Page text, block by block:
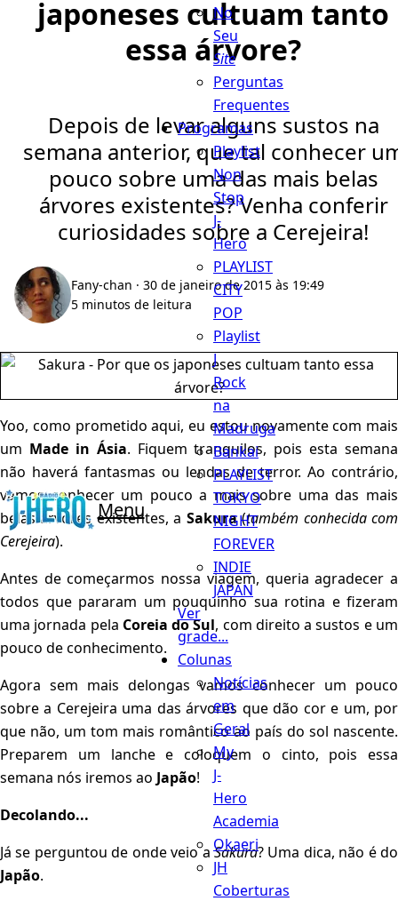
Menu
No
Seu
Site
Perguntas
Frequentes
Programas
Playlist
Non
Stop
J-
Hero
PLAYLIST
CITY
POP
Playlist
J
Rock
na
Madruga
Bankai
PLAYLIST
TOKYO
NIGHT
FOREVER
INDIE
JAPAN
Ver
grade...
Colunas
Notícias
em
Geral
My
J-
Hero
Academia
Okaeri
JH
Coberturas
japoneses cultuam tanto
essa árvore?
Depois de levar alguns sustos na
semana anterior, que tal conhecer
pouco sobre uma das mais belas
árvores existentes? Venha conferir
curiosidades sobre a Cerejeira!
Fany-chan · 30 de janeiro de 2015 às 19:49
5 minutos de leitura
Yoo, como prometido aqui, eu estou novamente com mais
um Made in Ásia. Fiquem tranquilos, pois esta semana
não haverá fantasmas ou lendas de terror. Ao contrário,
vamos conhecer um pouco a mais sobre uma das mais
belas árvores existentes, a Sakura(também conhecida com
Cerejeira).
Antes de começarmos nossa viagem, queria agradecer a
todos que pararam um pouquinho sua rotina e fizeram
uma jornada pela Coreia do Sul, com direito a sustos e um
pouco de conhecimento.
Agora sem mais delongas vamos conhecer um pouco
sobre a Cerejeira uma das árvores que dão cor e um, por
que não, um tom mais romântico ao país do sol nascente.
Preparem um lanche e coloquem o cinto, pois essa
semana nós iremos ao Japão!
Decolando...
Já se perguntou de onde veio aSakura? Uma dica, não é do
Japão.